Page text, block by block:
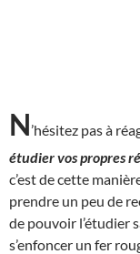
N’hésitez pas à
étudier vos propres
c’est de cette
prendre un peu de
de pouvoir l’étudier
s’enfoncer un fer